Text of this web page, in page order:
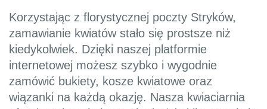
Korzystając z florystycznej poczty Stryków,
zamawianie kwiatów stało się prostsze niż
kiedykolwiek. Dzięki naszej platformie
internetowej możesz szybko i wygodnie
zamówić bukiety, kosze kwiatowe oraz
wiązanki na każdą okazję. Nasza kwiaciarnia